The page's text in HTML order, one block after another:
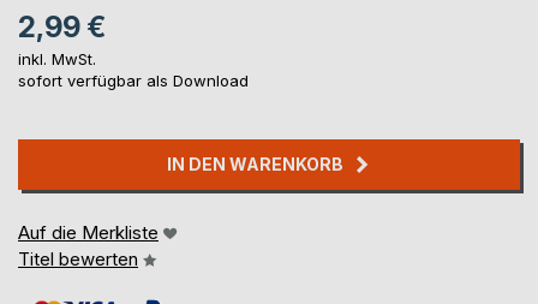
2,99 €
inkl. MwSt.
sofort verfügbar als Download
IN DEN WARENKORB
Auf die Merkliste
Titel bewerten